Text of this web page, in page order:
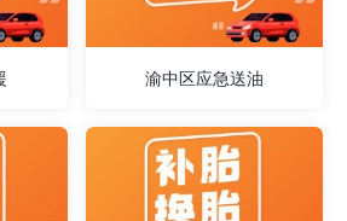
渝中区应急送油